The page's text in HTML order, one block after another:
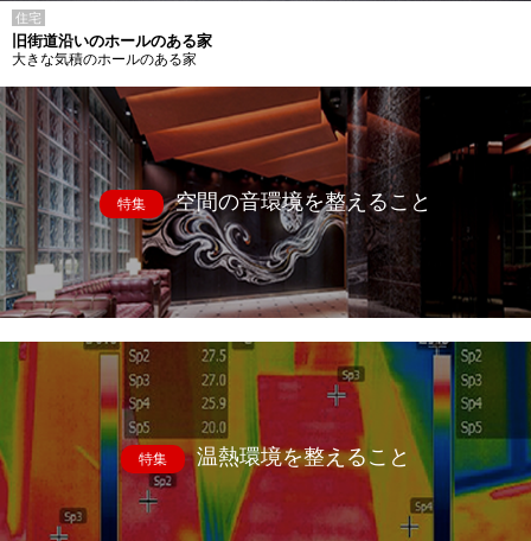
住宅
旧街道沿いのホールのある家
大きな気積のホールのある家
特集 空間の音環境を整えること
特集 温熱環境を整えること